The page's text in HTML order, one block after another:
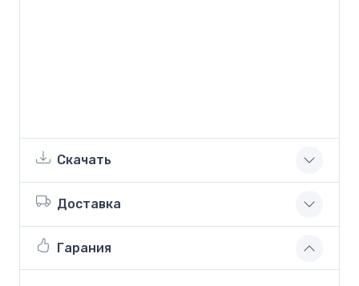
Скачать
Доставка
Гарания